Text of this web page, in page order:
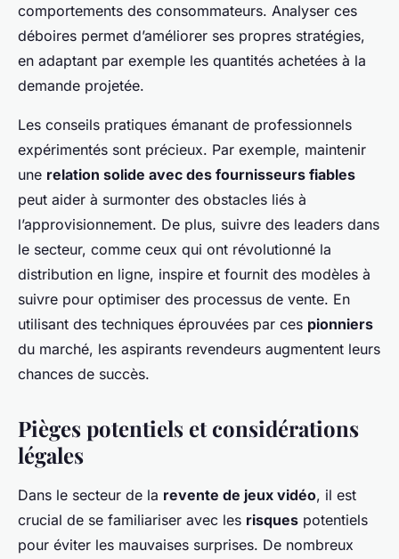
comportements des consommateurs. Analyser ces
déboires permet d’améliorer ses propres stratégies,
en adaptant par exemple les quantités achetées à la
demande projetée.
Les conseils pratiques émanant de professionnels
expérimentés sont précieux. Par exemple, maintenir
une relation solide avec des fournisseurs fiables
peut aider à surmonter des obstacles liés à
l’approvisionnement. De plus, suivre des leaders dans
le secteur, comme ceux qui ont révolutionné la
distribution en ligne, inspire et fournit des modèles à
suivre pour optimiser des processus de vente. En
utilisant des techniques éprouvées par ces pionniers
du marché, les aspirants revendeurs augmentent leurs
chances de succès.
Pièges potentiels et considérations
légales
Dans le secteur de la revente de jeux vidéo, il est
crucial de se familiariser avec les risques potentiels
pour éviter les mauvaises surprises. De nombreux